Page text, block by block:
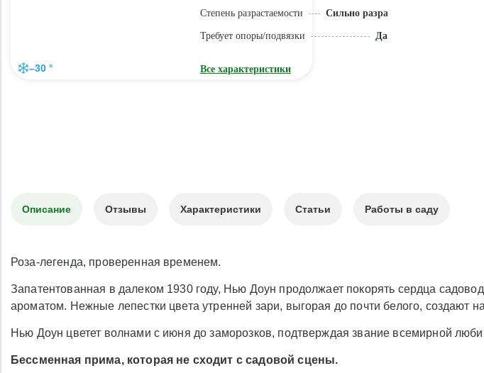
–30 °
Степень разрастаемости Сильно разрастается
Требует опоры/подвязки Да
Все характеристики
Описание Отзывы Характеристики Статьи Работы в саду
Роза-легенда, проверенная временем.
Запатентованная в далеком 1930 году, Нью Доун продолжает покорять сердца
ароматом. Нежные лепестки цвета утренней зари, выгорая до почти белого, создают
Нью Доун цветет волнами с июня до заморозков, подтверждая звание всемирной
Бессменная прима, которая не сходит с садовой сцены.